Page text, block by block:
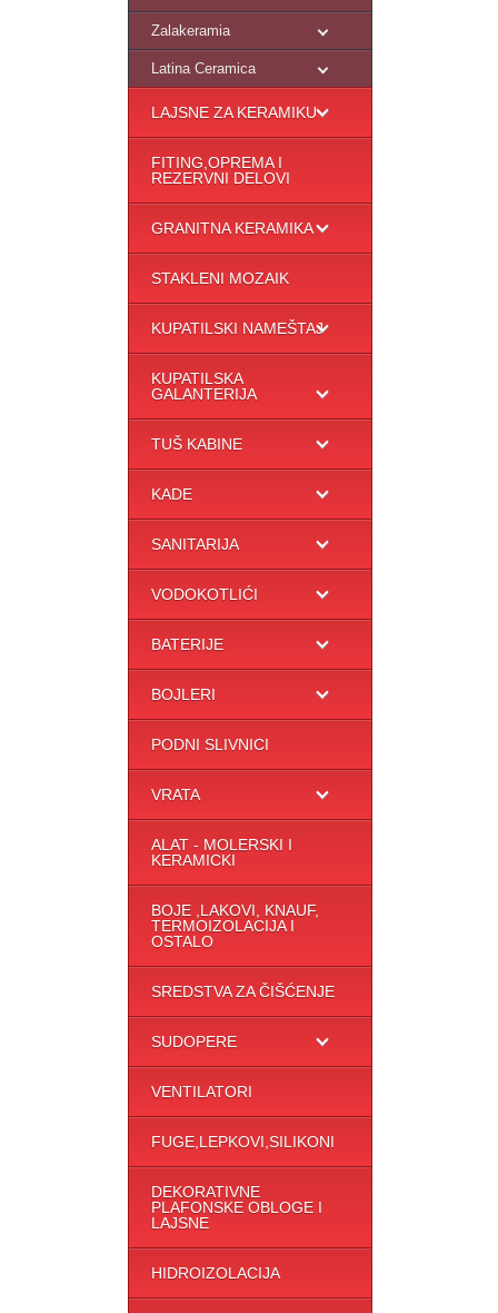
Zalakeramia
Latina Ceramica
LAJSNE ZA KERAMIKU
FITING,OPREMA I
REZERVNI DELOVI
GRANITNA KERAMIKA
STAKLENI MOZAIK
KUPATILSKI NAMEŠTAJ
KUPATILSKA
GALANTERIJA
TUŠ KABINE
KADE
SANITARIJA
VODOKOTLIĆI
BATERIJE
BOJLERI
PODNI SLIVNICI
VRATA
ALAT - MOLERSKI I
KERAMICKI
BOJE ,LAKOVI, KNAUF,
TERMOIZOLACIJA I
OSTALO
SREDSTVA ZA ČIŠĆENJE
SUDOPERE
VENTILATORI
FUGE,LEPKOVI,SILIKONI
DEKORATIVNE
PLAFONSKE OBLOGE I
LAJSNE
HIDROIZOLACIJA